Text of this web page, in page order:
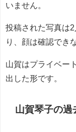
いません。
投稿された写真は
り、顔は確認でき
山賀はプライベー
出した形です。
山賀琴子の過